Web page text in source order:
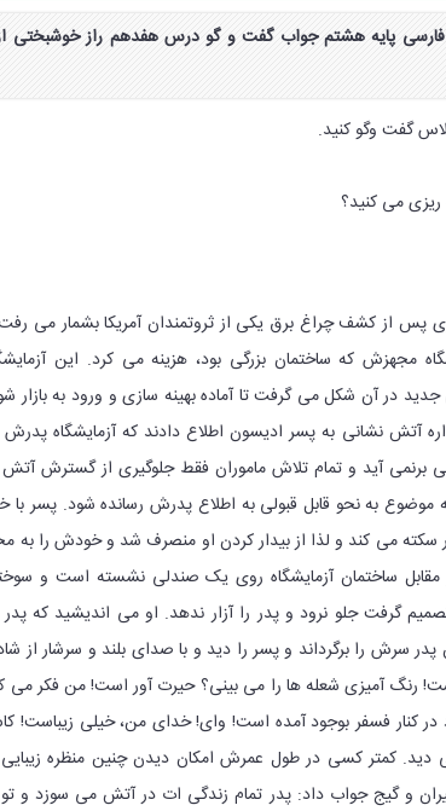
۱۲۱ کتاب ادبیات فارسی پایه هشتم جواب گفت و گو درس هفدهم راز خوشبختی
پس از کشف چراغ برق یکی از ثروتمندان آمریکا بشمار می
مجهزش که ساختمان بزرگی بود، هزینه می کرد. این
در آن شکل می گرفت تا آماده بهینه سازی و ورود به بازار
آتش نشانی به پسر ادیسون اطلاع دادند که آزمایشگاه
آید و تمام تلاش ماموران فقط جلوگیری از گسترش آتش
موضوع به نحو قابل قبولی به اطلاع پدرش رسانده شود. پسر با
سکته می کند و لذا از بیدار کردن او منصرف شد و خودش را به
ساختمان آزمایشگاه روی یک صندلی نشسته است و
گرفت جلو نرود و پدر را آزار ندهد. او می اندیشید که پدر
سرش را برگرداند و پسر را دید و با صدای بلند و سرشار از
رنگ آمیزی شعله ها را می بینی؟ حیرت آور است! من فکر می
کنار فسفر بوجود آمده است! وای! خدای من، خیلی زیباست!
دید. کمتر کسی در طول عمرش امکان دیدن چنین منظره زیبایی
و گیج جواب داد: پدر تمام زندگی ات در آتش می سوزد و تو